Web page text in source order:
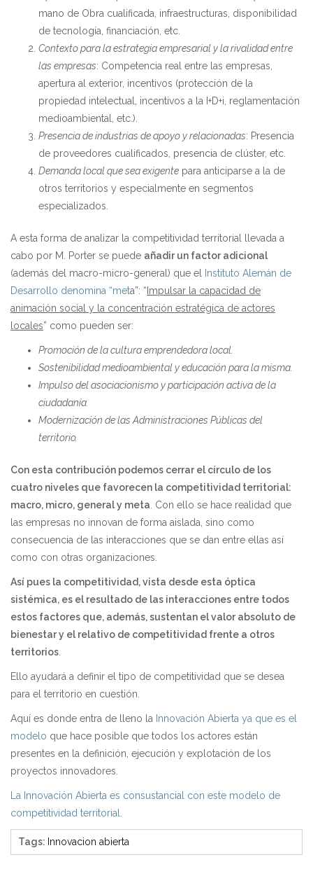
mano de Obra cualificada, infraestructuras, disponibilidad
de tecnología, financiación, etc.
Contexto para la estrategia empresarial y la rivalidad entre
las empresas: Competencia real entre las empresas,
apertura al exterior, incentivos (protección de la
propiedad intelectual, incentivos a la I+D+i, reglamentación
medioambiental, etc.).
Presencia de industrias de apoyo y relacionadas: Presencia
de proveedores cualificados, presencia de clúster, etc.
Demanda local que sea exigente para anticiparse a la de
otros territorios y especialmente en segmentos
especializados.
A esta forma de analizar la competitividad territorial llevada a
cabo por M. Porter se puede añadir un factor adicional
(además del macro-micro-general) que el
Instituto Alemán de
Desarrollo denomina “meta”: “ Impulsar la capacidad de
animación social y la concentración estratégica de actores
locales” como pueden ser:
Promoción de la cultura emprendedora local.
Sostenibilidad medioambiental y educación para la misma.
Impulso del asociacionismo y participación activa de la
ciudadanía.
Modernización de las Administraciones Públicas del
territorio.
Con esta contribución podemos cerrar el círculo de los
cuatro niveles que favorecen la competitividad territorial:
macro, micro, general y meta . Con ello se hace realidad que
las empresas no innovan de forma aislada, sino como
consecuencia de las interacciones que se dan entre ellas así
como con otras organizaciones.
Así pues la competitividad, vista desde esta óptica
sistémica, es el resultado de las interacciones entre todos
estos factores que, además, sustentan el valor absoluto de
bienestar y el relativo de competitividad frente a otros
territorios
Ello ayudará a definir el tipo de competitividad que se desea
para el territorio en cuestión.
Aquí es donde entra de lleno la Innovación Abierta ya que es el
modelo que hace posible que todos los actores están
presentes en la definición, ejecución y explotación de los
proyectos innovadores.
La Innovación Abierta es consustancial con este modelo de
competitividad territorial.
Tags: Innovacion abierta